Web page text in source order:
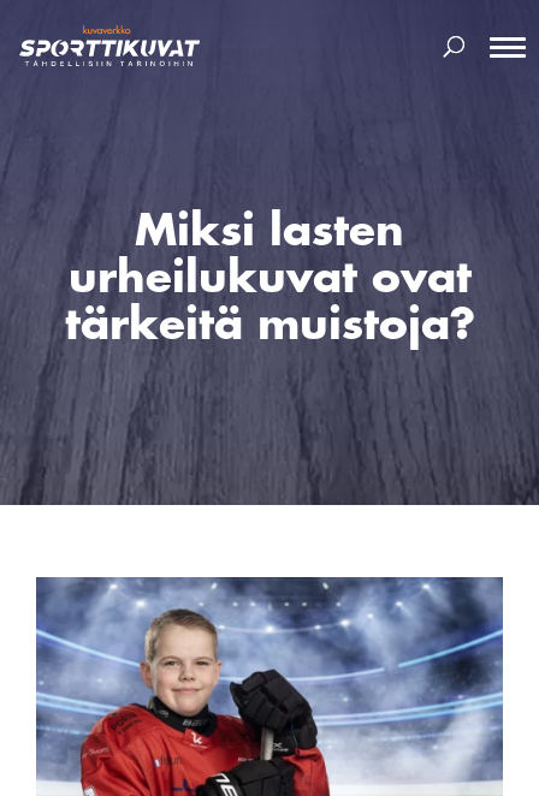
Miksi lasten
urheilukuvat ovat
tärkeitä muistoja?